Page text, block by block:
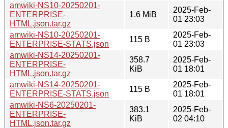
amwiki-NS10-20250201-
ENTERPRISE-
HTML.json.tar.gz
1.6 MiB
2025-Feb-
01 23:03
amwiki-NS10-20250201-
ENTERPRISE-STATS.json
115 B
2025-Feb-
01 23:03
amwiki-NS14-20250201-
ENTERPRISE-
HTML.json.tar.gz
358.7
KiB
2025-Feb-
01 18:01
amwiki-NS14-20250201-
ENTERPRISE-STATS.json
115 B
2025-Feb-
01 18:01
amwiki-NS6-20250201-
ENTERPRISE-
HTML.json.tar.gz
383.1
KiB
2025-Feb-
02 04:10